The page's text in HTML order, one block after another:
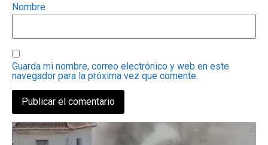
Nombre
Guarda mi nombre, correo electrónico y web en este
navegador para la próxima vez que comente.